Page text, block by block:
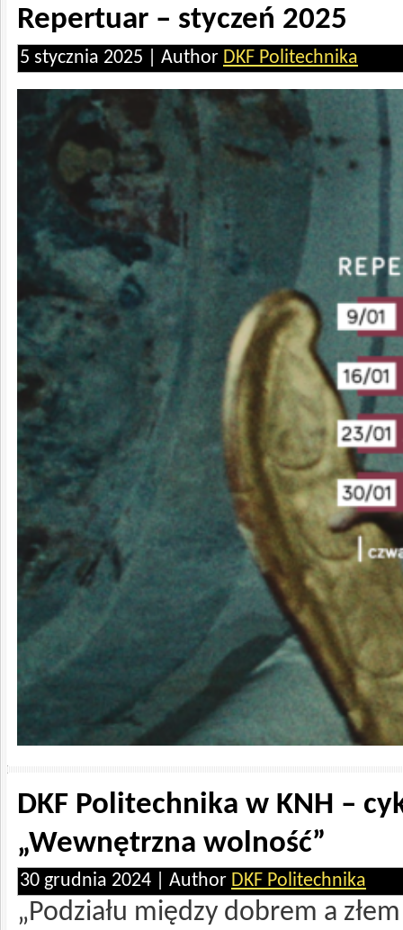
Repertuar – styczeń 2025
5 stycznia 2025 | Author DKF Politechnika
DKF Politechnika w KNH –
„Wewnętrzna wolność”
30 grudnia 2024 | Author DKF Politechnika
„Podziału między dobrem a